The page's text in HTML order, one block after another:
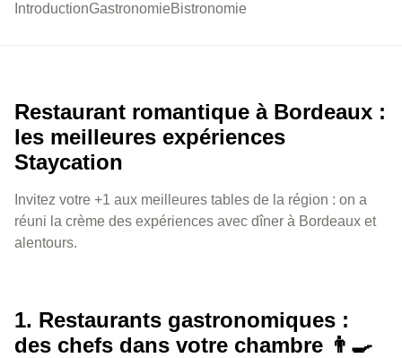
IntroductionGastronomieBistronomie
Restaurant romantique à Bordeaux :
les meilleures expériences
Staycation
Invitez votre +1 aux meilleures tables de la région : on a
réuni la crème des expériences avec dîner à Bordeaux et
alentours.
1. Restaurants gastronomiques :
des chefs dans votre chambre 👨‍🍳